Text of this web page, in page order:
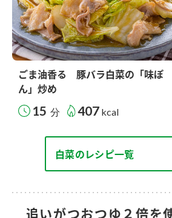
ごま油香る 豚バラ白菜の「味ぽ
ん」炒め
15 分 407 kcal
白菜のレシピ一覧
追いがつおつゆ２倍を